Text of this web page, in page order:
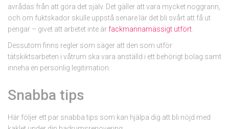
avrådas från att göra det själv. Det gäller att vara mycket noggrann,
och om fuktskador skulle uppstå senare lär det bli svårt att få ut
pengar – givet att arbetet inte är fackmannamässigt utfört
Dessutom finns regler som säger att den som utför
tätskiktsarbeten i våtrum ska vara anställd i ett behörigt bolag samt
inneha en personlig legitimation.
Snabba tips
Här följer ett par snabba tips som kan hjälpa dig att bli nöjd med